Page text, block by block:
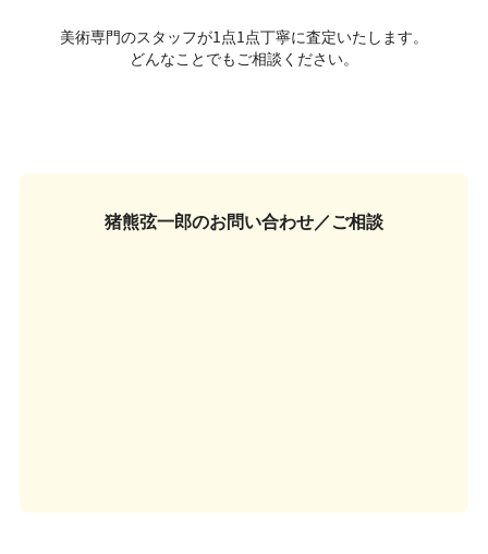
美術専門のスタッフが1点1点丁寧に査定いたします。
どんなことでもご相談ください。
猪熊弦一郎のお問い合わせ／ご相談